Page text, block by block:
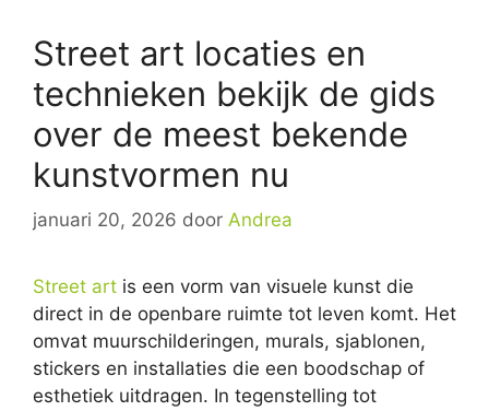
Street art locaties en
technieken bekijk de gids
over de meest bekende
kunstvormen nu
januari 20, 2026 door Andrea
Street art is een vorm van visuele kunst die
direct in de openbare ruimte tot leven komt. Het
omvat muurschilderingen, murals, sjablonen,
stickers en installaties die een boodschap of
esthetiek uitdragen. In tegenstelling tot